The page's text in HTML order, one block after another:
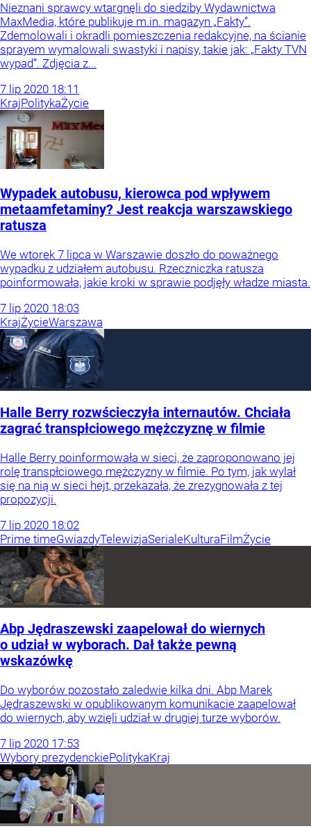
Nieznani sprawcy wtargnęli do siedziby Wydawnictwa
MaxMedia, które publikuje m.in. magazyn „Fakty”.
Zdemolowali i okradli pomieszczenia redakcyjne, na ścianie
sprayem wymalowali swastyki i napisy, takie jak: „Fakty TVN
wypad”. Zdjęcia z...
7 lip 2020 18:11
KrajPolitykaŻycie
Wypadek autobusu, kierowca pod wpływem
metaamfetaminy? Jest reakcja warszawskiego
ratusza
We wtorek 7 lipca w Warszawie doszło do poważnego
wypadku z udziałem autobusu. Rzeczniczka ratusza
poinformowała, jakie kroki w sprawie podjęły władze miasta.
7 lip 2020 18:03
KrajŻycieWarszawa
Halle Berry rozwścieczyła internautów. Chciała
zagrać transpłciowego mężczyznę w filmie
Halle Berry poinformowała w sieci, że zaproponowano jej
rolę transpłciowego mężczyzny w filmie. Po tym, jak wylał
się na nią w sieci hejt, przekazała, że zrezygnowała z tej
propozycji.
7 lip 2020 18:02
Prime timeGwiazdyTelewizjaSerialeKulturaFilmŻycie
Abp Jędraszewski zaapelował do wiernych
o udział w wyborach. Dał także pewną
wskazówkę
Do wyborów pozostało zaledwie kilka dni. Abp Marek
Jędraszewski w opublikowanym komunikacie zaapelował
do wiernych, aby wzięli udział w drugiej turze wyborów.
7 lip 2020 17:53
Wybory prezydenckiePolitykaKraj